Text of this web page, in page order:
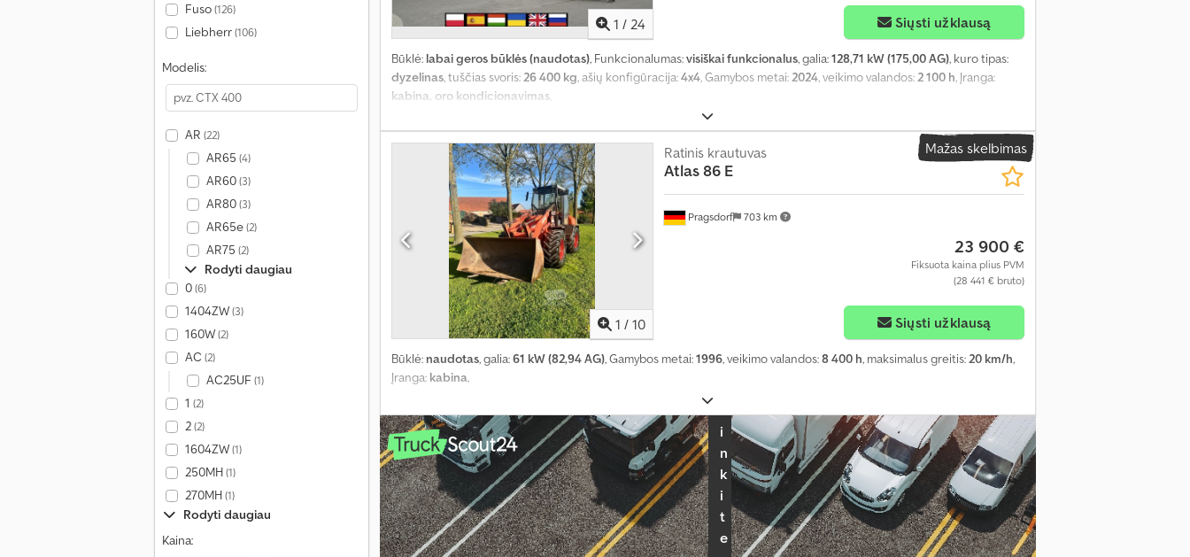
Fuso(126)
Liebherr(106)
Modelis:
AR (22)
AR65 (4)
AR60(3)
AR80(3)
AR65e(2)
AR75 (2)
Rodyti daugiau
0(6)
1404ZW(3)
160W(2)
AC (2)
AC25UF (1)
1 (2)
2(2)
1604ZW(1)
250MH(1)
270MH(1)
Rodyti daugiau
Kaina:
1 / 24 Siųsti užklausą
Būklė: labai geros būklės (naudotas), Funkcionalumas:visiškai funkcionalus, galia:128,71 kW (175,00 AG), kuro tipas:
dyzelinas, tuščias svoris:26 400 kg, ašių konfigūracija:4x4, Gamybos metai:2024, veikimo valandos:2 100 h, Įranga:
kabina, oro kondicionavimas,
Mažas skelbimas
1 / 10
Pragsdorf 703 km
Ratinis krautuvas
Atlas86 E
23 900 €
Fiksuota kaina plius PVM
(28 441 € bruto)
Siųsti užklausą
Būklė: naudotas, galia:61 kW (82,94 AG), Gamybos metai:1996, veikimo valandos:8 400 h, maksimalus greitis:20 km/h,
Įranga: kabina,
i
r
k
m
u
ž
k
l
s
i
n
k
i
t
e